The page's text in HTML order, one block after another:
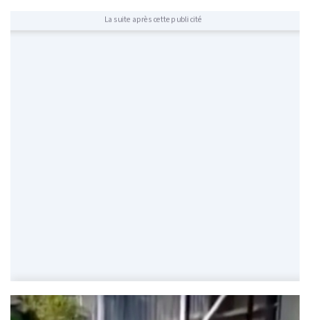
La suite après cette publicité